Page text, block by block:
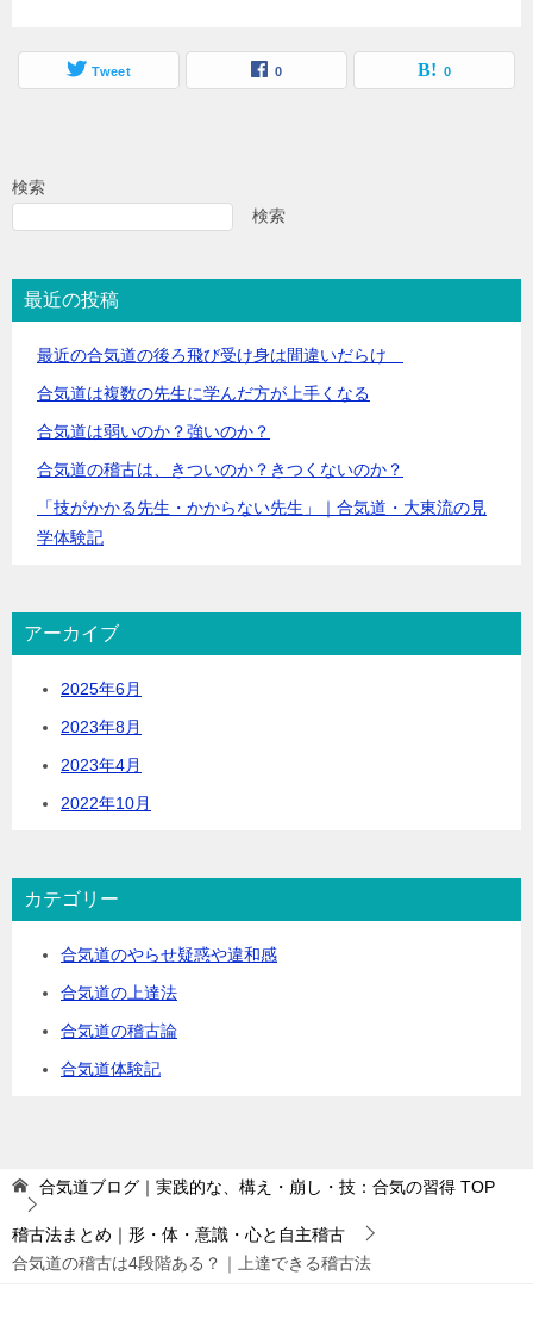
Tweet 0 0
検索
検索
最近の投稿
最近の合気道の後ろ飛び受け身は間違いだらけ
合気道は複数の先生に学んだ方が上手くなる
合気道は弱いのか？強いのか？
合気道の稽古は、きついのか？きつくないのか？
「技がかかる先生・かからない先生」｜合気道・大東流の見
学体験記
アーカイブ
2025年6月
2023年8月
2023年4月
2022年10月
カテゴリー
合気道のやらせ疑惑や違和感
合気道の上達法
合気道の稽古論
合気道体験記
合気道ブログ｜実践的な、構え・崩し・技：合気の習得 TOP
稽古法まとめ｜形・体・意識・心と自主稽古
合気道の稽古は4段階ある？｜上達できる稽古法